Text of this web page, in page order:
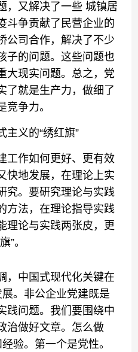
，又解决了一些 城镇居
斗争贡献了民营企业的
公司合作，解决了不少
子的问题。这些问题也
大现实问题。总之，党
了就是生产力，做细了
竞争力。
义的“绣红旗”
作如何更好、更有效
快地发展，在理论上实
究。要研究理论与实践
方法，在理论指导实践
理论与实践两张皮，更
”。
中国式现代化关键在
。非公企业党建既是
践问题。我们要围绕中
治做好文章。怎么做
验。第一个是党性。